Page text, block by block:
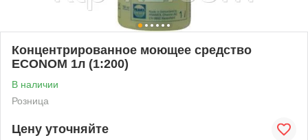
Концентрированное моющее средство
ECONOM 1л (1:200)
В наличии
Розница
Цену уточняйте